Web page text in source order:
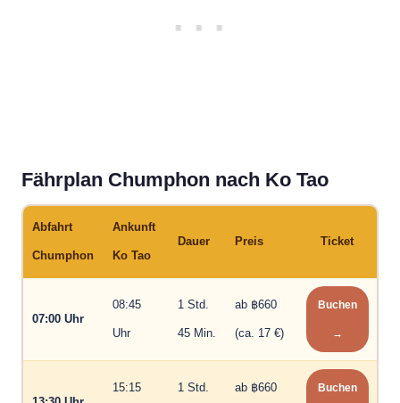
Fährplan Chumphon nach Ko Tao
Abfahrt
Chumphon
Ankunft
Ko Tao
Dauer Preis Ticket
07:00 Uhr
08:45
Uhr
1 Std.
45 Min.
ab ฿660
(ca. 17 €)
Buchen
→
15:15 1 Std. ab ฿660 Buchen